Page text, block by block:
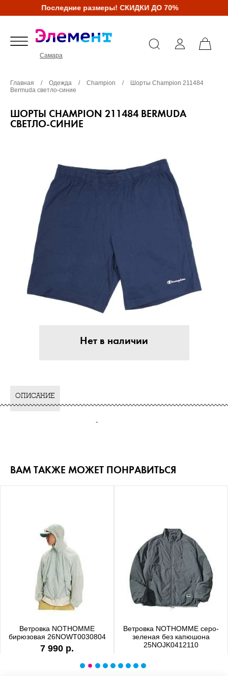
Последние размеры! СКИДКИ ДО 70%
Самара
Главная / Одежда / Champion /
Шорты Champion 211484
Bermuda светло-синие
ШОРТЫ CHAMPION 211484 BERMUDA
СВЕТЛО-СИНИЕ
Нет в наличии
ОПИСАНИЕ
-
ВАМ ТАКЖЕ МОЖЕТ ПОНРАВИТЬСЯ
Ветровка NOTHOMME
бирюзовая 26NOWT0030804
7 990 р.
Ветровка NOTHOMME серо-
зеленая без капюшона
25NOJK0412110